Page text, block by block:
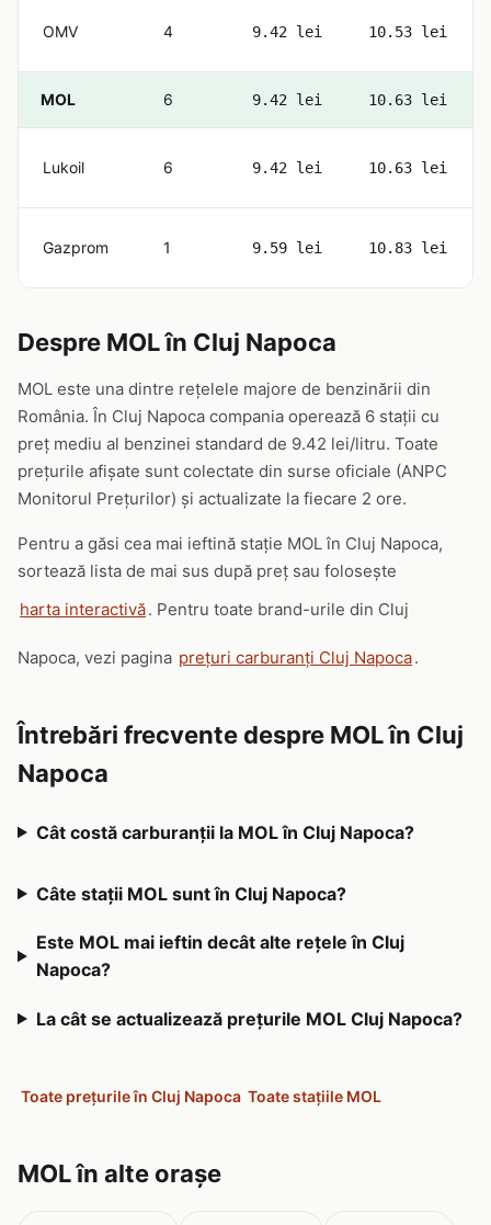
OMV 4 9.42 lei 10.53 lei
MOL 6 9.42 lei 10.63 lei
Lukoil 6 9.42 lei 10.63 lei
Gazprom 1 9.59 lei 10.83 lei
Despre MOL în Cluj Napoca
MOL este una dintre rețelele majore de benzinării din
România. În Cluj Napoca compania operează 6 stații cu
preț mediu al benzinei standard de 9.42 lei/litru. Toate
prețurile afișate sunt colectate din surse oficiale (ANPC
Monitorul Prețurilor) și actualizate la fiecare 2 ore.
Pentru a găsi cea mai ieftină stație MOL în Cluj Napoca,
sortează lista de mai sus după preț sau folosește
harta interactivă. Pentru toate brand-urile din Cluj
Napoca, vezi pagina prețuri carburanți Cluj Napoca.
Întrebări frecvente despre MOL în Cluj
Napoca
Cât costă carburanții la MOL în Cluj Napoca?
Câte stații MOL sunt în Cluj Napoca?
Este MOL mai ieftin decât alte rețele în Cluj
Napoca?
La cât se actualizează prețurile MOL Cluj Napoca?
Toate prețurile în Cluj Napoca Toate stațiile MOL
MOL în alte orașe